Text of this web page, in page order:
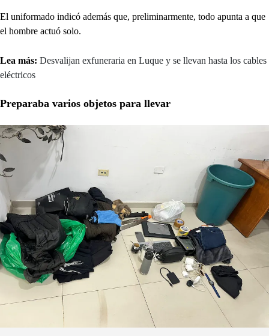
El uniformado indicó además que, preliminarmente, todo apunta a que
el hombre actuó solo.
Lea más: Desvalijan exfuneraria en Luque y se llevan hasta los cables
eléctricos
Preparaba varios objetos para llevar